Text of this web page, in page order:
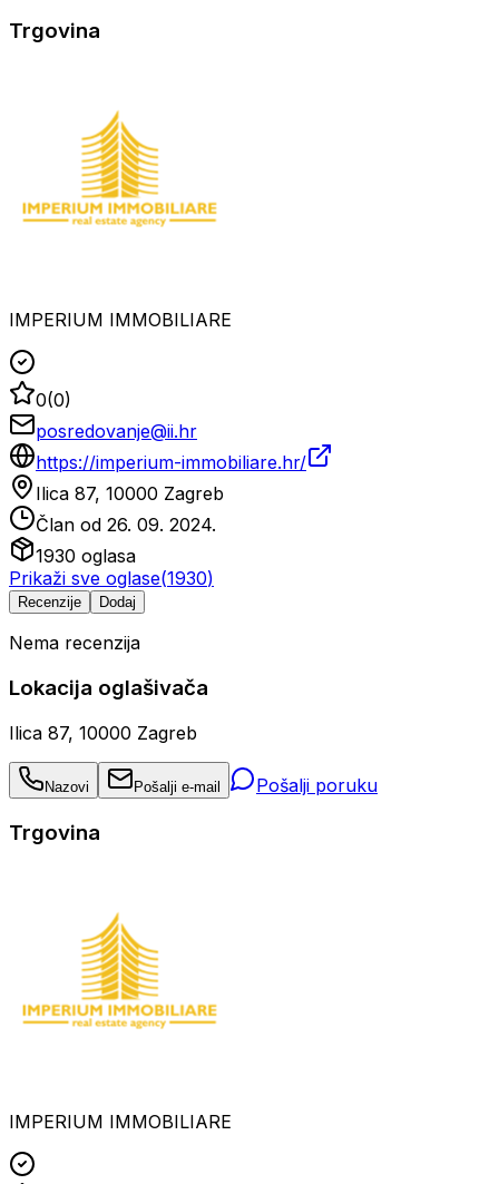
Trgovina
IMPERIUM IMMOBILIARE
0(0)
posredovanje@ii.hr
https://imperium-immobiliare.hr/
Ilica 87, 10000 Zagreb
Član od 26. 09. 2024.
1930 oglasa
Prikaži sve oglase(1930)
Recenzije Dodaj
Nema recenzija
Lokacija oglašivača
Ilica 87, 10000 Zagreb
Nazovi Pošalji e-mail Pošalji poruku
Trgovina
IMPERIUM IMMOBILIARE